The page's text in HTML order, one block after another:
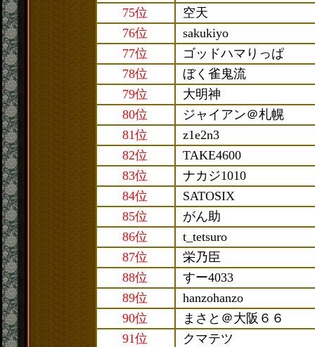
75位
空天
76位
sakukiyo
77位
ゴッドハマりっぱ
78位
ぼく雀鬼流
79位
大明神
80位
ジャイアン＠札幌
81位
z1e2n3
82位
TAKE4600
83位
ナカジ1010
84位
SATOSIX
85位
がん助
86位
t_tetsuro
87位
栄乃臣
88位
すー4033
89位
hanzohanzo
90位
まさと＠大阪６６
91位
クマテツ